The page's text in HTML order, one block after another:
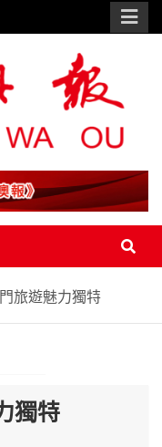
旅遊魅力獨特
獨特